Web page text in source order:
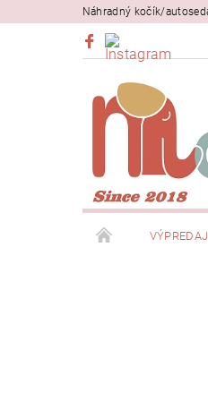
Náhradný kočík/
VÝPREDAJ